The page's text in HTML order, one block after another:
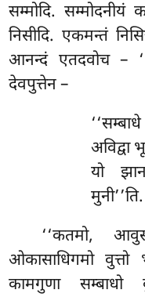
सम्मोदि. सम्मोदनीयं
निसीदि. एकमन्तं
आनन्दं एतदवोच –
देवपुत्तेन –
अविद्वा
यो
मुनी’’ति.
‘‘कतमो,
ओकासाधिगमो वुत्तो
कामगुणा